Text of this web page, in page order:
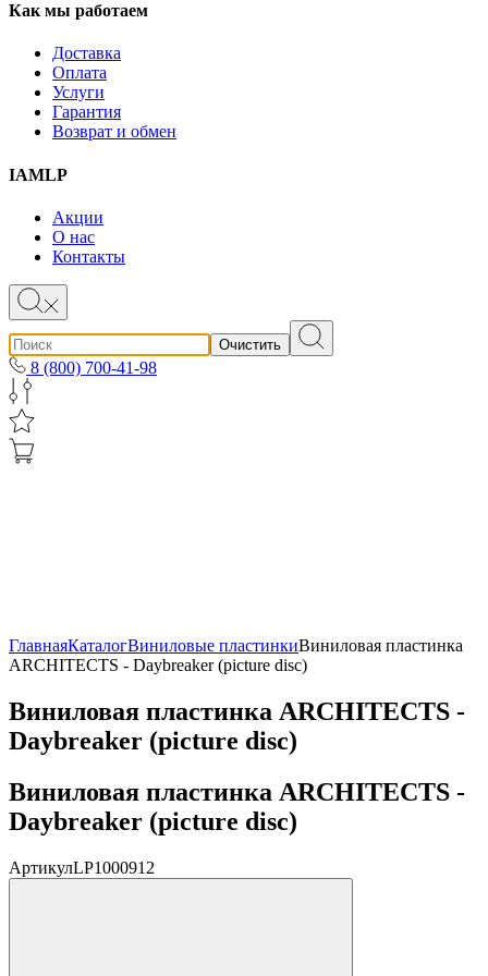
Как мы работаем
Доставка
Оплата
Услуги
Гарантия
Возврат и обмен
IAMLP
Акции
О нас
Контакты
Очистить
8 (800) 700-41-98
ГлавнаяКаталогВиниловые пластинкиВиниловая пластинка
ARCHITECTS - Daybreaker (picture disc)
Виниловая пластинка ARCHITECTS -
Daybreaker (picture disc)
Виниловая пластинка ARCHITECTS -
Daybreaker (picture disc)
АртикулLP1000912